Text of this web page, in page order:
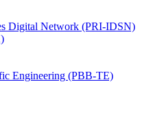
Digital Network (PRI-IDSN)
Engineering (PBB-TE)